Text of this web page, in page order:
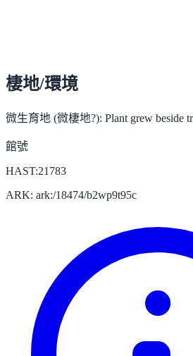
棲地/環境
微生育地 (微棲地?): Plant grew beside
館號
HAST:21783
ARK: ark:/18474/b2wp9t95c